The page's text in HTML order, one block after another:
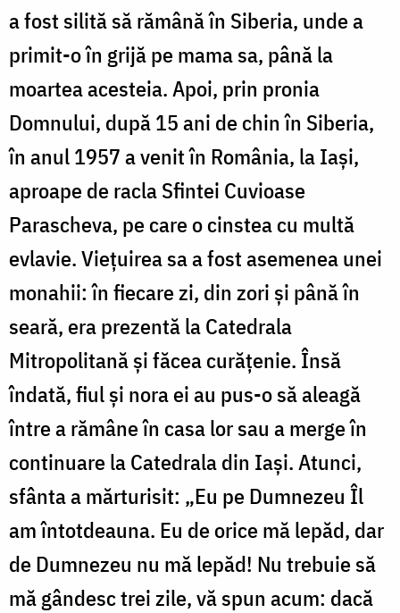
a fost silită să rămână în Siberia, unde a
primit-o în grijă pe mama sa, până la
moartea acesteia. Apoi, prin pronia
Domnului, după 15 ani de chin în Siberia,
în anul 1957 a venit în România, la Iași,
aproape de racla Sfintei Cuvioase
Parascheva, pe care o cinstea cu multă
evlavie. Viețuirea sa a fost asemenea unei
monahii: în fiecare zi, din zori și până în
seară, era prezentă la Catedrala
Mitropolitană și făcea curățenie. Însă
îndată, fiul și nora ei au pus-o să aleagă
între a rămâne în casa lor sau a merge în
continuare la Catedrala din Iași. Atunci,
sfânta a mărturisit: „Eu pe Dumnezeu Îl
am întotdeauna. Eu de orice mă lepăd, dar
de Dumnezeu nu mă lepăd! Nu trebuie să
mă gândesc trei zile, vă spun acum: dacă